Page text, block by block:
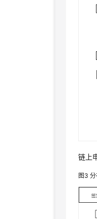
链上
图3